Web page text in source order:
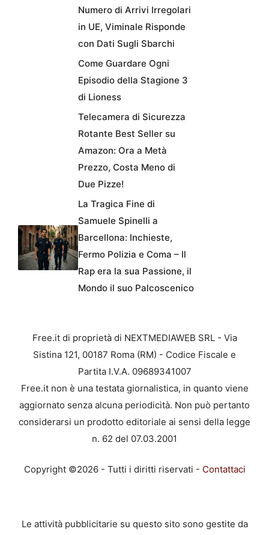
Numero di Arrivi Irregolari
in UE, Viminale Risponde
con Dati Sugli Sbarchi
Come Guardare Ogni
Episodio della Stagione 3
di Lioness
Telecamera di Sicurezza
Rotante Best Seller su
Amazon: Ora a Metà
Prezzo, Costa Meno di
Due Pizze!
La Tragica Fine di
Samuele Spinelli a
Barcellona: Inchieste,
Fermo Polizia e Coma – Il
Rap era la sua Passione, il
Mondo il suo Palcoscenico
Free.it di proprietà di NEXTMEDIAWEB SRL - Via
Sistina 121, 00187 Roma (RM) - Codice Fiscale e
Partita I.V.A. 09689341007
Free.it non è una testata giornalistica, in quanto viene
aggiornato senza alcuna periodicità. Non può pertanto
considerarsi un prodotto editoriale ai sensi della legge
n. 62 del 07.03.2001
Copyright ©2026 - Tutti i diritti riservati - Contattaci
Le attività pubblicitarie su questo sito sono gestite da